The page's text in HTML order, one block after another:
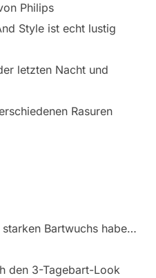
Philips
Style ist echt lustig
letzten Nacht und
Rasuren
Bartwuchs habe…
den 3-Tagebart-Look